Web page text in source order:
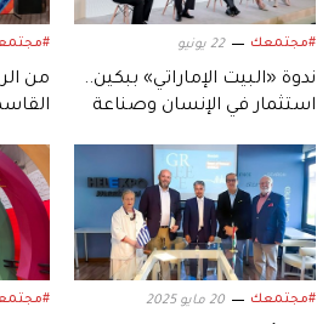
#مجتمعك 22 يونيو
ندوة «البيت الإماراتي» ببكين..
استثمار في الإنسان وصناعة
من
#مجتمعك 20 مايو 2025